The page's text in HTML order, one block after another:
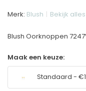
Merk: Blush Bekijk
Blush Oorknoppen
Maak een keuze:
Standaard -